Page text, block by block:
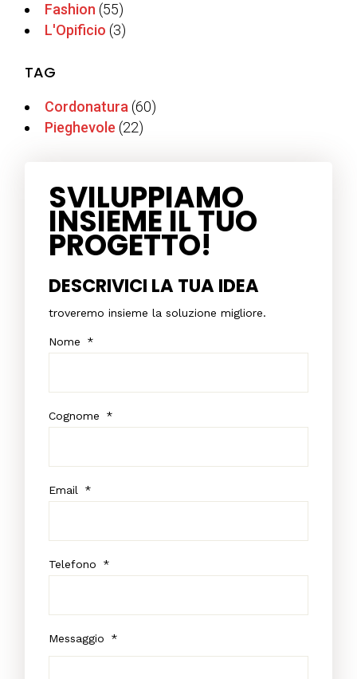
Fashion (55)
L'Opificio (3)
TAG
Cordonatura (60)
Pieghevole (22)
SVILUPPIAMO
INSIEME IL TUO
PROGETTO!
DESCRIVICI LA TUA IDEA
troveremo insieme la soluzione migliore.
Nome *
Cognome *
Email *
Telefono *
Messaggio *